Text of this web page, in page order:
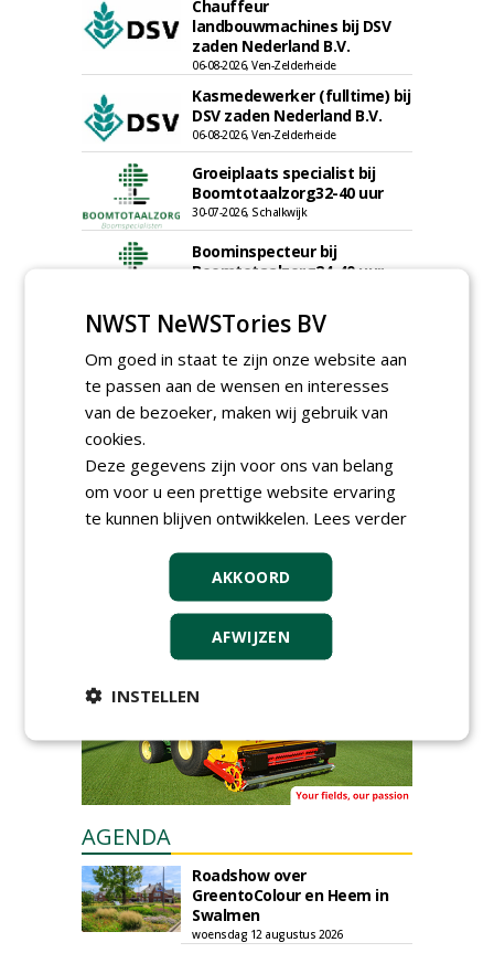
Chauffeur
landbouwmachines bij DSV
zaden Nederland B.V.
06-08-2026, Ven-Zelderheide
Kasmedewerker (fulltime) bij
DSV zaden Nederland B.V.
06-08-2026, Ven-Zelderheide
Groeiplaats specialist bij
Boomtotaalzorg32-40 uur
30-07-2026, Schalkwijk
Boominspecteur bij
Boomtotaalzorg24-40 uur
meer Groene Banen
GREEN OUTLET
Iedereen kan gratis kleine advertenties
plaatsen via zijn eigen account.
Plaats een gratis advertentie
AGENDA
Roadshow over
GreentoColour en Heem in
Swalmen
woensdag 12 augustus 2026
NWST NeWSTories BV
Om goed in staat te zijn onze website aan
te passen aan de wensen en interesses
van de bezoeker, maken wij gebruik van
cookies.
Deze gegevens zijn voor ons van belang
om voor u een prettige website ervaring
te kunnen blijven ontwikkelen. Lees verder
AKKOORD
AFWIJZEN
INSTELLEN